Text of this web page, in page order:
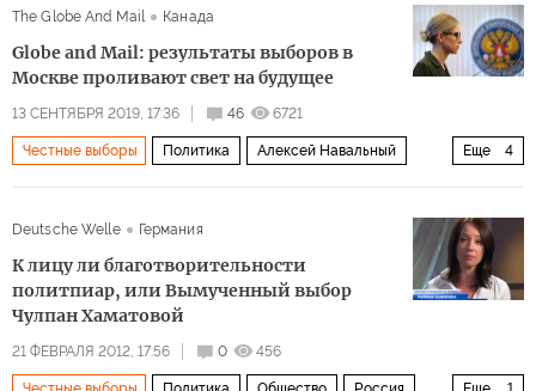
The Globe And Mail Канада
Globe and Mail: результаты выборов в
Москве проливают свет на будущее
13 СЕНТЯБРЯ 2019, 17:36 46 6721
Еще 4
Честные выборы Политика Алексей Навальный
выборы в Мосгордуму 8 сентября 2019
Deutsche Welle Германия
К лицу ли благотворительности
политпиар, или Вымученный выбор
Чулпан Хаматовой
21 ФЕВРАЛЯ 2012, 17:56 0 456